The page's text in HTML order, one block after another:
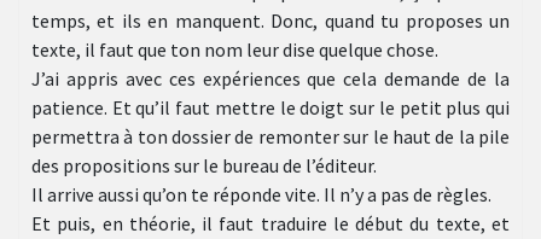
temps, et ils en manquent. Donc, quand tu proposes un
texte, il faut que ton nom leur dise quelque chose.
J’ai appris avec ces expériences que cela demande de la
patience. Et qu’il faut mettre le doigt sur le petit plus qui
permettra à ton dossier de remonter sur le haut de la pile
des propositions sur le bureau de l’éditeur.
Il arrive aussi qu’on te réponde vite. Il n’y a pas de règles.
Et puis, en théorie, il faut traduire le début du texte, et